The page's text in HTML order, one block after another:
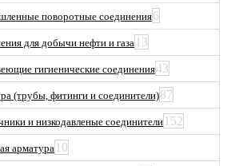
поворотные соединения6
для добычи нефти и газа 13
гигиенические соединения43
(трубы, фитинги и соединители)87
и низкодавленые соединители 152
арматура 10